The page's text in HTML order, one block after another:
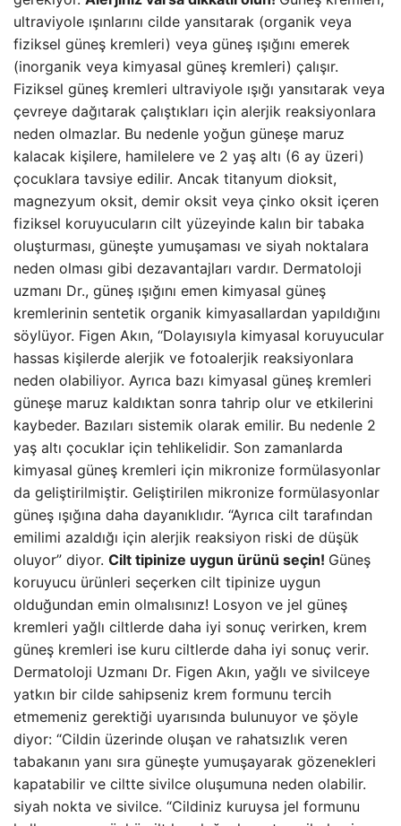
ultraviyole ışınlarını cilde yansıtarak (organik veya
fiziksel güneş kremleri) veya güneş ışığını emerek
(inorganik veya kimyasal güneş kremleri) çalışır.
Fiziksel güneş kremleri ultraviyole ışığı yansıtarak veya
çevreye dağıtarak çalıştıkları için alerjik reaksiyonlara
neden olmazlar. Bu nedenle yoğun güneşe maruz
kalacak kişilere, hamilelere ve 2 yaş altı (6 ay üzeri)
çocuklara tavsiye edilir. Ancak titanyum dioksit,
magnezyum oksit, demir oksit veya çinko oksit içeren
fiziksel koruyucuların cilt yüzeyinde kalın bir tabaka
oluşturması, güneşte yumuşaması ve siyah noktalara
neden olması gibi dezavantajları vardır. Dermatoloji
uzmanı Dr., güneş ışığını emen kimyasal güneş
kremlerinin sentetik organik kimyasallardan yapıldığını
söylüyor. Figen Akın, “Dolayısıyla kimyasal koruyucular
hassas kişilerde alerjik ve fotoalerjik reaksiyonlara
neden olabiliyor. Ayrıca bazı kimyasal güneş kremleri
güneşe maruz kaldıktan sonra tahrip olur ve etkilerini
kaybeder. Bazıları sistemik olarak emilir. Bu nedenle 2
yaş altı çocuklar için tehlikelidir. Son zamanlarda
kimyasal güneş kremleri için mikronize formülasyonlar
da geliştirilmiştir. Geliştirilen mikronize formülasyonlar
güneş ışığına daha dayanıklıdır. “Ayrıca cilt tarafından
emilimi azaldığı için alerjik reaksiyon riski de düşük
oluyor” diyor. Cilt tipinize uygun ürünü seçin! Güneş
koruyucu ürünleri seçerken cilt tipinize uygun
olduğundan emin olmalısınız! Losyon ve jel güneş
kremleri yağlı ciltlerde daha iyi sonuç verirken, krem ​​
güneş kremleri ise kuru ciltlerde daha iyi sonuç verir.
Dermatoloji Uzmanı Dr. Figen Akın, yağlı ve sivilceye
yatkın bir cilde sahipseniz krem ​​formunu tercih
etmemeniz gerektiği uyarısında bulunuyor ve şöyle
diyor: “Cildin üzerinde oluşan ve rahatsızlık veren
tabakanın yanı sıra güneşte yumuşayarak gözenekleri
kapatabilir ve ciltte sivilce oluşumuna neden olabilir.
siyah nokta ve sivilce. “Cildiniz kuruysa jel formunu